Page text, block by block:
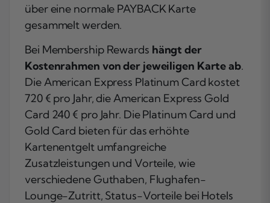
über eine normale PAYBACK Karte
gesammelt werden.
Bei Membership Rewards hängt der
Kostenrahmen von der jeweiligen Karte ab.
Die American Express Platinum Card kostet
720 € pro Jahr, die American Express Gold
Card 240 € pro Jahr. Die Platinum Card und
Gold Card bieten für das erhöhte
Kartenentgelt umfangreiche
Zusatzleistungen und Vorteile, wie
verschiedene Guthaben, Flughafen-
Lounge-Zutritt, Status-Vorteile bei Hotels